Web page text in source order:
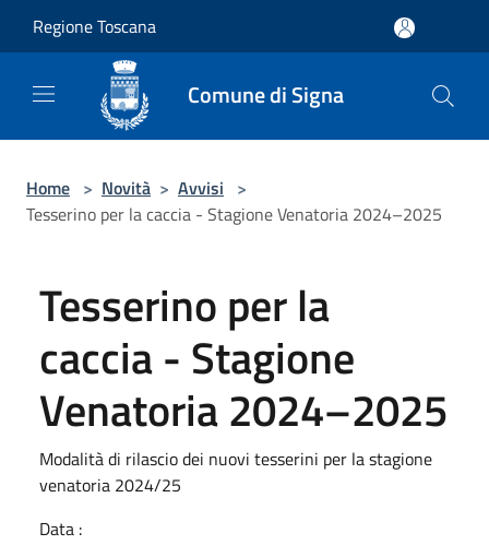
Regione Toscana
Comune di Signa
Home > Novità > Avvisi >
Tesserino per la caccia - Stagione Venatoria 2024–2025
Tesserino per la
caccia - Stagione
Venatoria 2024–2025
Modalità di rilascio dei nuovi tesserini per la stagione
venatoria 2024/25
Data :